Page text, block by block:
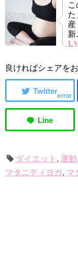
た
産
新
良ければシェアを
error
ダイエット , 運動,
マタニティヨガ, マ